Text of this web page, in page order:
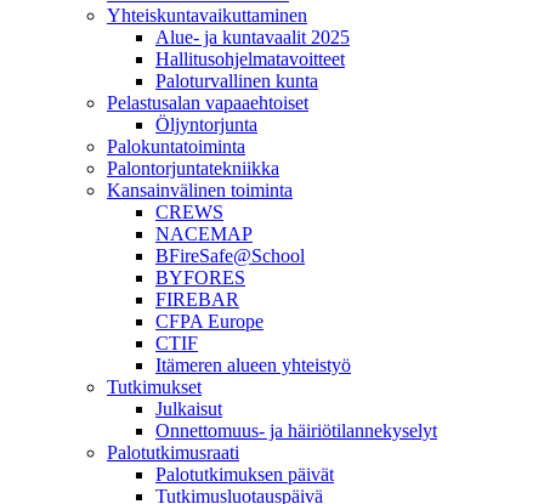
Yhteiskuntavaikuttaminen
Alue- ja kuntavaalit 2025
Hallitusohjelmatavoitteet
Paloturvallinen kunta
Pelastusalan vapaaehtoiset
Öljyntorjunta
Palokuntatoiminta
Palontorjuntatekniikka
Kansainvälinen toiminta
CREWS
NACEMAP
BFireSafe@School
BYFORES
FIREBAR
CFPA Europe
CTIF
Itämeren alueen yhteistyö
Tutkimukset
Julkaisut
Onnettomuus- ja häiriötilannekyselyt
Palotutkimusraati
Palotutkimuksen päivät
Tutkimusluotauspäivä